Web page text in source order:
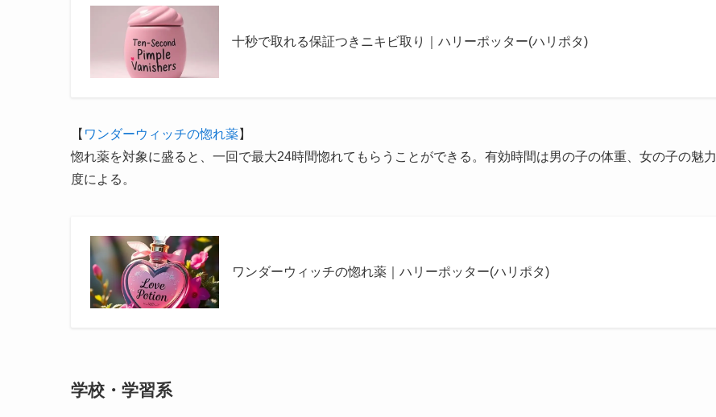
十秒で取れる保証つきニキビ取り｜ハリーポッター(ハリポタ)
【 ワンダーウィッチの惚れ薬】
惚れ薬を対象に盛ると、一回で最大24時間惚れてもらうことができる。有効時間は男の子の体重、女の子の魅力
度による。
ワンダーウィッチの惚れ薬｜ハリーポッター(ハリポタ)
学校・学習系